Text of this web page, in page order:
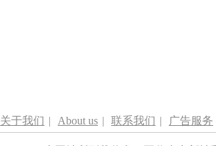
关于我们 | About us | 联系我们 | 广告服务